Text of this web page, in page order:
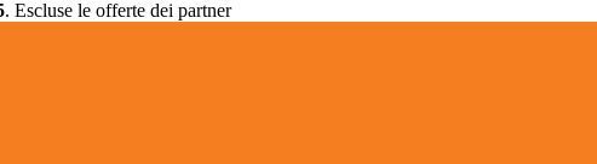
. Escluse le offerte dei partner